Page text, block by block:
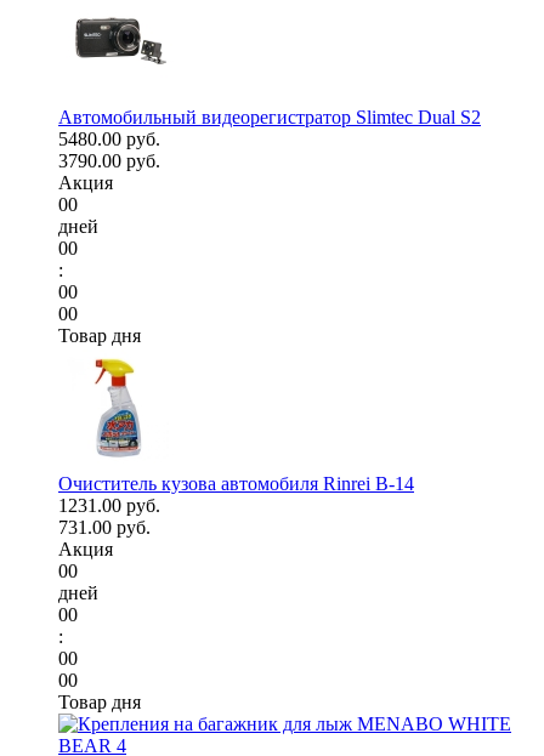
Автомобильный видеорегистратор Slimtec Dual S2
5480.00 руб.
3790.00 руб.
Акция
00
дней
00
:
00
00
Товар дня
Очиститель кузова автомобиля Rinrei B-14
1231.00 руб.
731.00 руб.
Акция
00
дней
00
:
00
00
Товар дня